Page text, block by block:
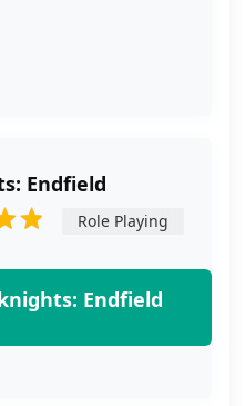
พล้วน
อใหม่
Endfield
Role Playing
Endfield